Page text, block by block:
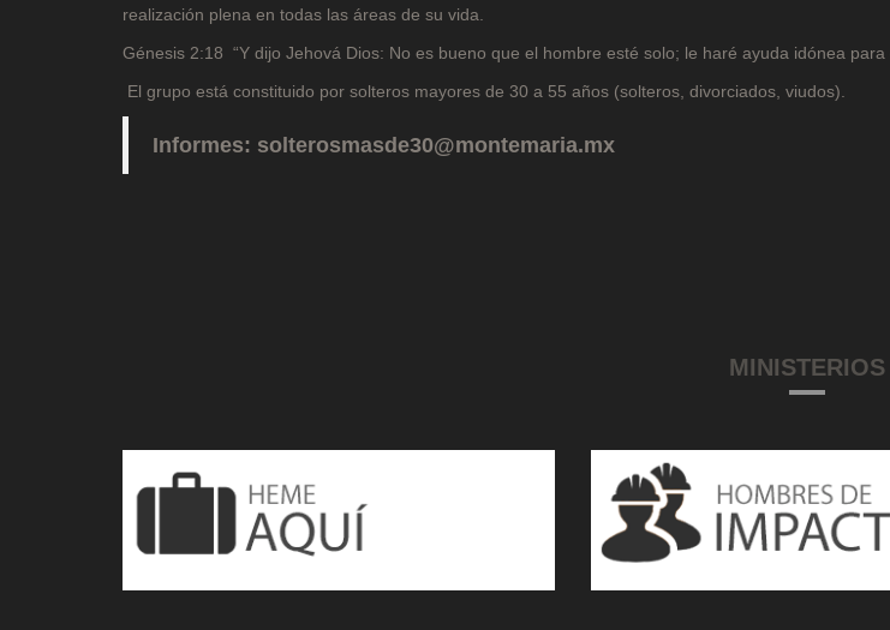
realización plena en todas las áreas de su vida.
Génesis 2:18 “Y dijo Jehová Dios: No es bueno que el hombre esté solo; le haré ayuda idónea para
El grupo está constituido por solteros mayores de 30 a 55 años (solteros, divorciados, viudos).
Informes: solterosmasde30@montemaria.mx
MINISTERIOS